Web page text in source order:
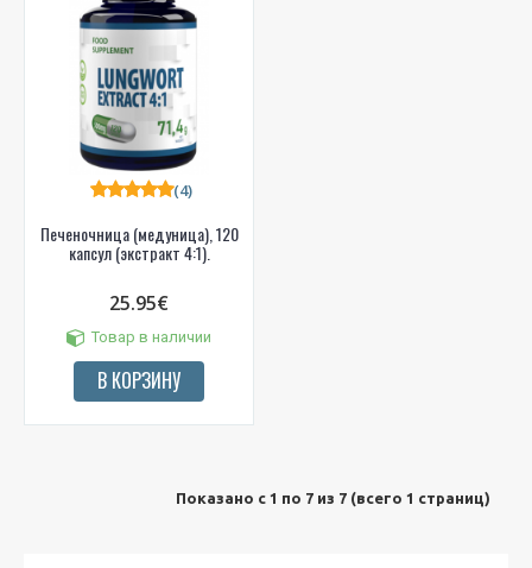
Печеночница (медуница), 120
капсул (экстракт 4:1).
(4)
25.95€
Товар в наличии
В КОРЗИНУ
Показано с 1 по 7 из 7 (всего 1 страниц)